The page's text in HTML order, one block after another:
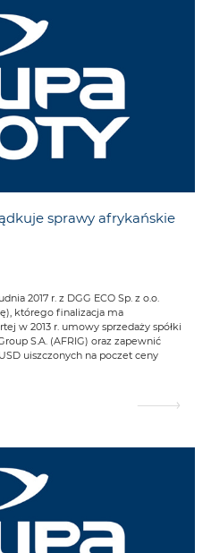
sprawy afrykańskie
2017 r. z DGG ECO Sp. z o.o.
którego finalizacja ma
w 2013 r. umowy sprzedaży spółki
S.A. (AFRIG) oraz zapewnić
uiszczonych na poczet ceny